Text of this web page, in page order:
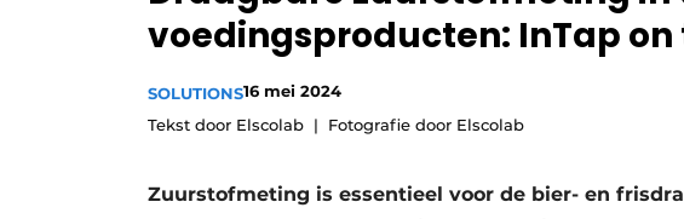
Privacy / Cookie statement
voedingsproducten: InTap on
SOLUTIONS16 mei 2024
Tekst door Elscolab
Fotografie door Elscolab
Zuurstofmeting is essentieel voor de bier- en